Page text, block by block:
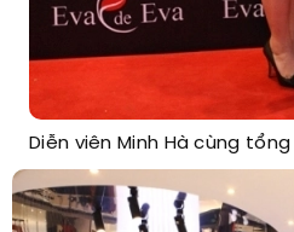
Diễn viên Minh Hà cùng